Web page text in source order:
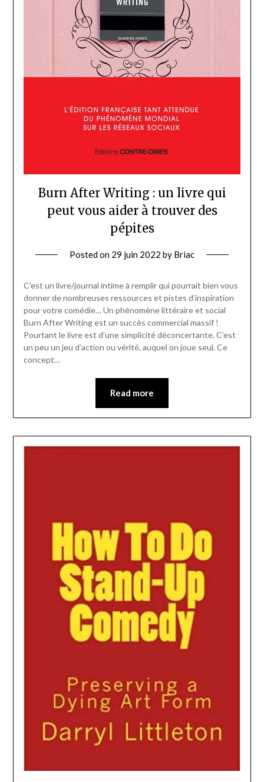
Burn After Writing : un livre qui
peut vous aider à trouver des
pépites
Posted on 29 juin 2022 by Briac
C’est un livre/journal intime à remplir qui pourrait bien vous
donner de nombreuses ressources et pistes d’inspiration
pour votre comédie… Un phénomène littéraire et social
Burn After Writing est un succès commercial massif !
Pourtant le livre est d’une simplicité déconcertante. C’est
un peu un jeu d’action ou vérité, auquel on joue seul. Ce
concept…
Read more